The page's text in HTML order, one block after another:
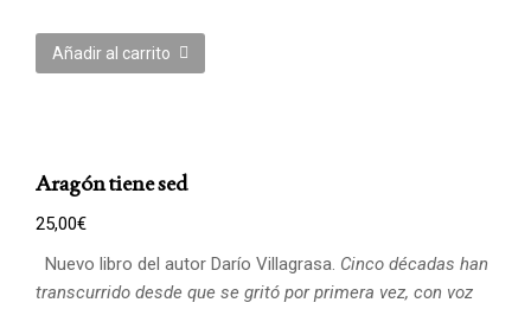
Añadir al carrito
Aragón tiene sed
25,00€
Nuevo libro del autor Darío Villagrasa. Cinco décadas han
transcurrido desde que se gritó por primera vez, con voz